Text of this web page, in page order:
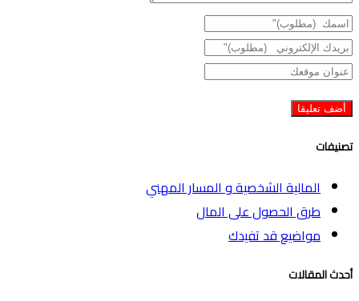
تصنيفات
المالية الشخصية و المسار المهني
طرق الحصول على المال
مواضيع قد تفيدك
أحدث المقالات